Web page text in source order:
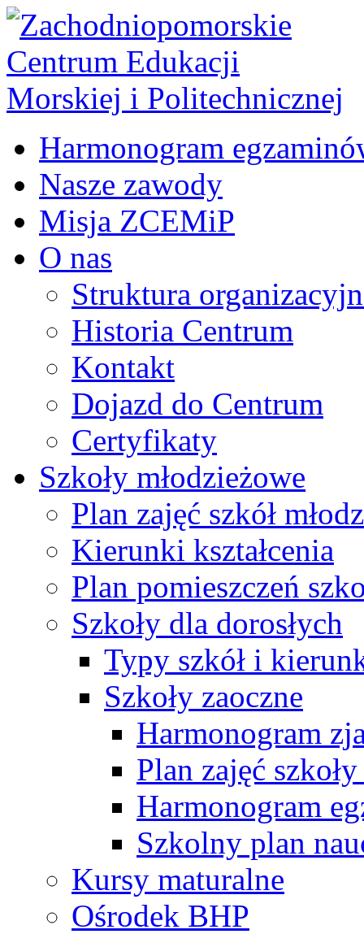
Harmonogram
Nasze zawody
Misja ZCEMiP
O nas
Struktura
Historia Centrum
Kontakt
Dojazd do Centrum
Certyfikaty
Szkoły młodzieżowe
Plan zajęć szkół
Kierunki kształcenia
Plan pomieszczeń
Szkoły dla dorosłych
Typy szkół i
Szkoły zaoczne
Harmonogram
Plan zajęć
Harmonogram
Szkolny plan
Kursy maturalne
Ośrodek BHP